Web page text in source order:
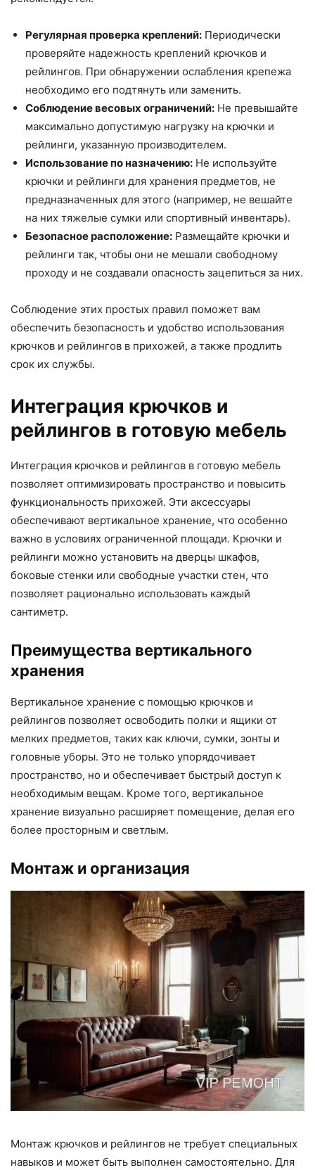
Регулярная проверка креплений: Периодически
проверяйте надежность креплений крючков и
рейлингов. При обнаружении ослабления крепежа
необходимо его подтянуть или заменить.
Соблюдение весовых ограничений: Не превышайте
максимально допустимую нагрузку на крючки и
рейлинги, указанную производителем.
Использование по назначению: Не используйте
крючки и рейлинги для хранения предметов, не
предназначенных для этого (например, не вешайте
на них тяжелые сумки или спортивный инвентарь).
Безопасное расположение: Размещайте крючки и
рейлинги так, чтобы они не мешали свободному
проходу и не создавали опасность зацепиться за них.
Соблюдение этих простых правил поможет вам
обеспечить безопасность и удобство использования
крючков и рейлингов в прихожей, а также продлить
срок их службы.
Интеграция крючков и
рейлингов в готовую мебель
Интеграция крючков и рейлингов в готовую мебель
позволяет оптимизировать пространство и повысить
функциональность прихожей. Эти аксессуары
обеспечивают вертикальное хранение, что особенно
важно в условиях ограниченной площади. Крючки и
рейлинги можно установить на дверцы шкафов,
боковые стенки или свободные участки стен, что
позволяет рационально использовать каждый
сантиметр.
Преимущества вертикального
хранения
Вертикальное хранение с помощью крючков и
рейлингов позволяет освободить полки и ящики от
мелких предметов, таких как ключи, сумки, зонты и
головные уборы. Это не только упорядочивает
пространство, но и обеспечивает быстрый доступ к
необходимым вещам. Кроме того, вертикальное
хранение визуально расширяет помещение, делая его
более просторным и светлым.
Монтаж и организация
Монтаж крючков и рейлингов не требует специальных
навыков и может быть выполнен самостоятельно. Для